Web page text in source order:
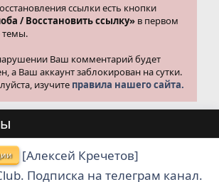
ссылки есть кнопки
/ Восстановить ссылку» в первом
темы.
Ваш комментарий будет
а Ваш аккаунт заблокирован на сутки.
изучите правила нашего сайта.
[Алексей Кречетов]
Подписка на телеграм канал.